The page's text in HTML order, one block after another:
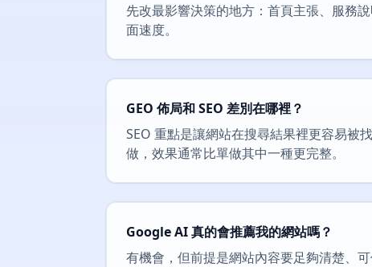
先改最影響決策的地方：首頁主張、服務
面速度。
GEO 佈局和 SEO 差別在哪裡？
SEO 重點是讓網站在搜尋結果裡更容易被
做，效果通常比單做其中一種更完整。
Google AI 真的會推薦我的網站嗎？
有機會，但前提是網站內容要足夠清楚、